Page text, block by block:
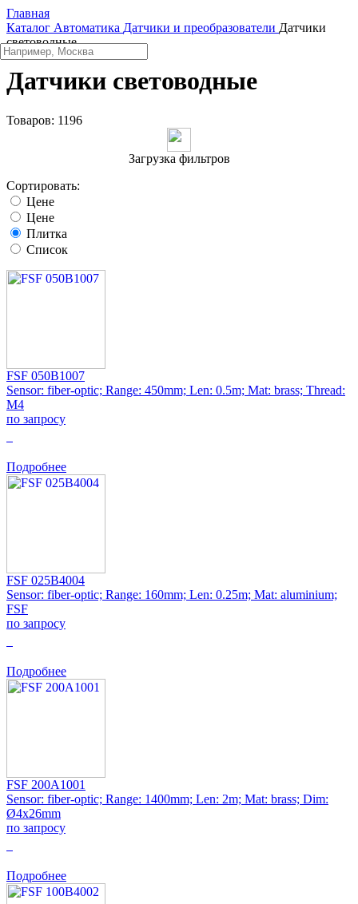
Главная
Каталог Автоматика Датчики и преобразователи Датчики
световодные
Датчики световодные
Товаров: 1196
Загрузка фильтров
Сортировать:
Цене
Цене
Плитка
Список
FSF 050B1007
Sensor: fiber-optic; Range: 450mm; Len: 0.5m; Mat: brass; Thread:
M4
по запросу
Подробнее
FSF 025B4004
Sensor: fiber-optic; Range: 160mm; Len: 0.25m; Mat: aluminium;
FSF
по запросу
Подробнее
FSF 200A1001
Sensor: fiber-optic; Range: 1400mm; Len: 2m; Mat: brass; Dim:
Ø4x26mm
по запросу
Подробнее